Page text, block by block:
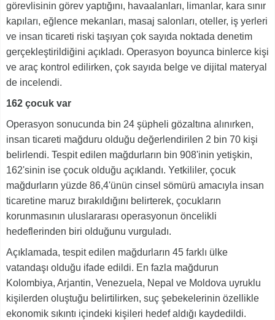
görevlisinin görev yaptığını, havaalanları, limanlar, kara sınır
kapıları, eğlence mekanları, masaj salonları, oteller, iş yerleri
ve insan ticareti riski taşıyan çok sayıda noktada denetim
gerçekleştirildiğini açıkladı. Operasyon boyunca binlerce kişi
ve araç kontrol edilirken, çok sayıda belge ve dijital materyal
de incelendi.
162 çocuk var
Operasyon sonucunda bin 24 şüpheli gözaltına alınırken,
insan ticareti mağduru olduğu değerlendirilen 2 bin 70 kişi
belirlendi. Tespit edilen mağdurların bin 908'inin yetişkin,
162'sinin ise çocuk olduğu açıklandı. Yetkililer, çocuk
mağdurların yüzde 86,4'ünün cinsel sömürü amacıyla insan
ticaretine maruz bırakıldığını belirterek, çocukların
korunmasının uluslararası operasyonun öncelikli
hedeflerinden biri olduğunu vurguladı.
Açıklamada, tespit edilen mağdurların 45 farklı ülke
vatandaşı olduğu ifade edildi. En fazla mağdurun
Kolombiya, Arjantin, Venezuela, Nepal ve Moldova uyruklu
kişilerden oluştuğu belirtilirken, suç şebekelerinin özellikle
ekonomik sıkıntı içindeki kişileri hedef aldığı kaydedildi.